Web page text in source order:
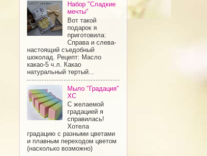
Набор "Сладкие
мечты"
Вот такой
подарок я
приготовила:
Справа и слева-
настоящий съедобный
шоколад. Рецепт: Масло
какао-5 ч.л. Какао
натуральный тертый...
Мыло "Градация"
ХС
С желаемой
градацией я
справилась!
Хотела
градацию с разными цветами
и плавным переходом цветом
(насколько возможно)